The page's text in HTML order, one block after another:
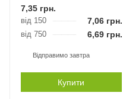
7,35 грн.
від 150 7,06грн.
від 750 6,69грн.
Відправимо завтра
Купити